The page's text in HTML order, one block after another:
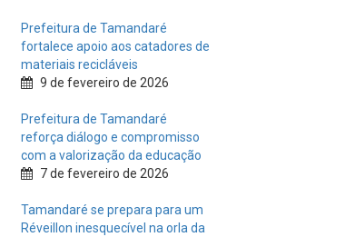
Prefeitura de Tamandaré
fortalece apoio aos catadores de
materiais recicláveis
9 de fevereiro de 2026
Prefeitura de Tamandaré
reforça diálogo e compromisso
com a valorização da educação
7 de fevereiro de 2026
Tamandaré se prepara para um
Réveillon inesquecível na orla da